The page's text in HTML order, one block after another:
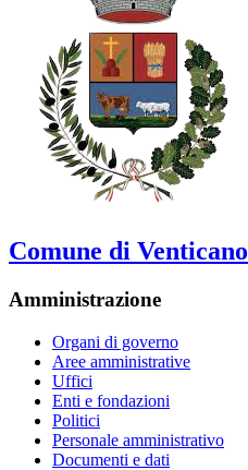
Comune di Venticano
Amministrazione
Organi di governo
Aree amministrative
Uffici
Enti e fondazioni
Politici
Personale amministrativo
Documenti e dati